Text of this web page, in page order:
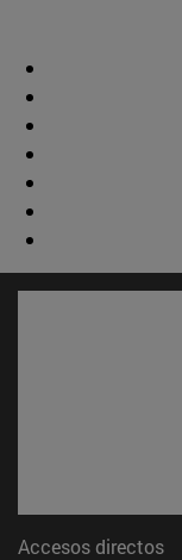
Accesos directos